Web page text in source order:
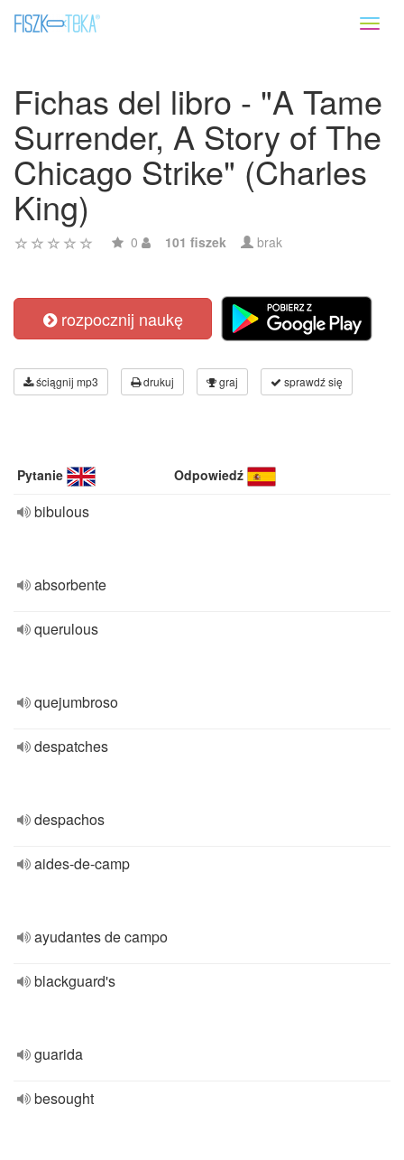
Fichas del libro - "A Tame
Surrender, A Story of The
Chicago Strike" (Charles
King)
0 101 fiszek brak
rozpocznij naukę
ściągnij mp3 drukuj graj sprawdź się
Pytanie Odpowiedź
bibulous
absorbente
querulous
quejumbroso
despatches
despachos
aides-de-camp
ayudantes de campo
blackguard's
guarida
besought